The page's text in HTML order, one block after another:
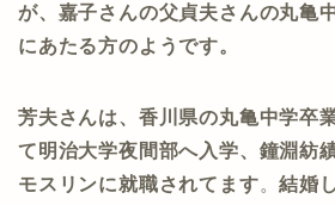
が、嘉子さんの父貞夫さんの丸亀
にあたる方のようです。
芳夫さんは、香川県の丸亀中学卒
て明治大学夜間部へ入学、鐘淵紡
モスリンに就職されてます。結婚